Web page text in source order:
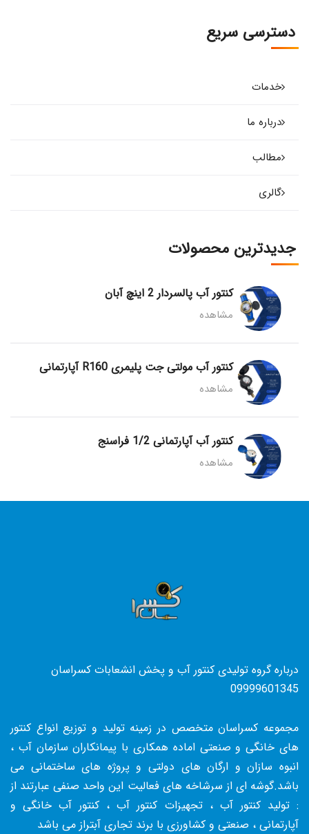
دسترسی سریع
خدمات
درباره ما
مطالب
گالری
جدیدترین محصولات
کنتور آب پالسردار 2 اینچ آبان
مشاهده
کنتور آب مولتی جت پلیمری R160 آپارتمانی
مشاهده
کنتور آب آپارتمانی 1/2 فراسنج
مشاهده
درباره گروه تولیدی کنتور آب و پخش انشعابات کسراسان
09999601345
مجموعه کسراسان متخصص در زمینه تولید و توزیع انواع کنتور
های خانگی و صنعتی اماده همکاری با پیمانکاران سازمان آب ،
انبوه سازان و ارگان های دولتی و پروژه های ساختمانی می
باشد.گوشه ای از سرشاخه های فعالیت این واحد صنفی عبارتند از
: تولید کنتور آب ، تجهیزات کنتور آب ، کنتور آب خانگی و
آپارتمانی ، صنعتی و کشاورزی با برند تجاری آبتراز می باشد